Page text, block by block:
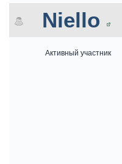
Niello
Активный участник